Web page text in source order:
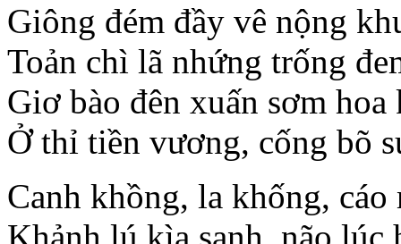
Giông đém đầy vê nộng
Toản chì lã nhứng trống
Giơ bào đên xuấn sơm hoa
Ở thỉ tiền vương, cống bõ
Canh khồng, la khống, cáo
Khảnh lú kìa sanh, não lúc